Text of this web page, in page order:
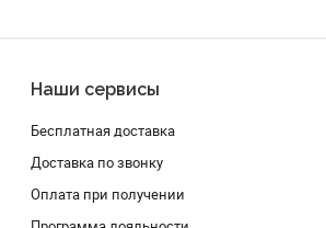
Наши сервисы
Бесплатная доставка
Доставка по звонку
Оплата при получении